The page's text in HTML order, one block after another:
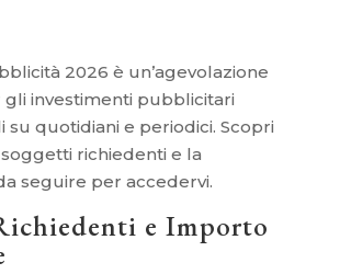
2026 è un’agevolazione
gli investimenti pubblicitari
su quotidiani e periodici. Scopri
soggetti richiedenti e la
seguire per accedervi.
e Importo